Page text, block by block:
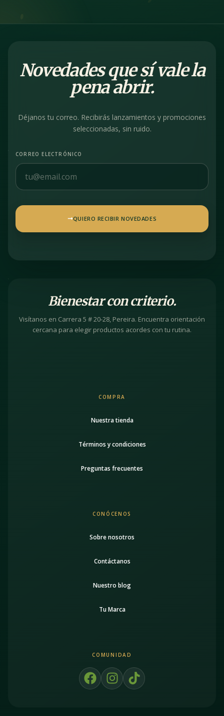
Novedades que sí vale la
pena abrir.
Déjanos tu correo. Recibirás lanzamientos y promociones
seleccionadas, sin ruido.
CORREO ELECTRÓNICO
QUIERO RECIBIR NOVEDADES
Bienestar con criterio.
Visítanos en Carrera 5 # 20-28, Pereira. Encuentra orientación
cercana para elegir productos acordes con tu rutina.
COMPRA
Nuestra tienda
Términos y condiciones
Preguntas frecuentes
CONÓCENOS
Sobre nosotros
Contáctanos
Nuestro blog
Tu Marca
COMUNIDAD
F
a
I
n
T
i